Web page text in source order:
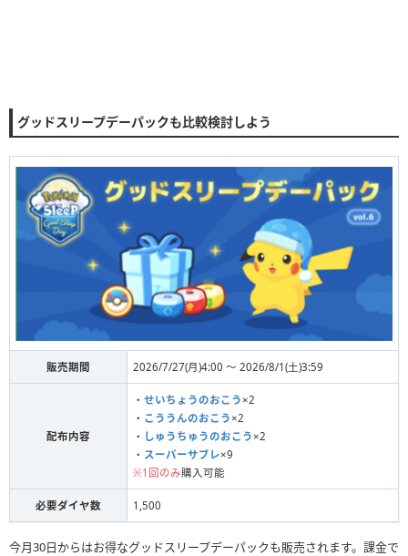
グッドスリープデーパックも比較検討しよう
販売期間 2026/7/27(月)4:00 〜 2026/8/1(土)3:59
配布内容
・ せいちょうのおこう ×2
・ こううんのおこう ×2
・ しゅうちゅうのおこう ×2
・ スーパーサブレ×9
※1回のみ購入可能
必要ダイヤ数 1,500
今月30日からはお得なグッドスリープデーパックも販売されます。課金で